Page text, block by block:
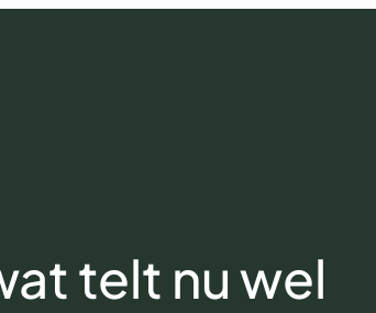
telt nu wel